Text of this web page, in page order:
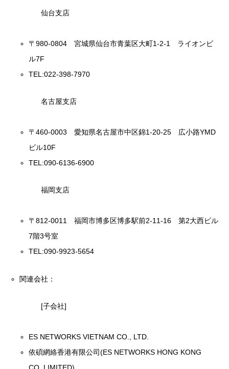
仙台支店
〒980-0804 宮城県仙台市青葉区大町1-2-1 ライオンビ
ル7F
TEL:022-398-7970
名古屋支店
〒460-0003 愛知県名古屋市中区錦1-20-25 広小路YMD
ビル10F
TEL:090-6136-6900
福岡支店
〒812-0011 福岡市博多区博多駅前2-11-16 第2大西ビル
7階3号室
TEL:090-9923-5654
関連会社：
[子会社]
ES NETWORKS VIETNAM CO., LTD.
依碩網絡香港有限公司(ES NETWORKS HONG KONG
CO.,LIMITED)